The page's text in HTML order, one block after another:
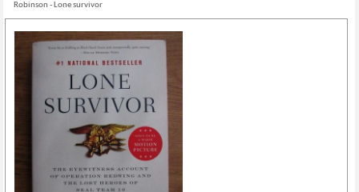
Robinson - Lone survivor